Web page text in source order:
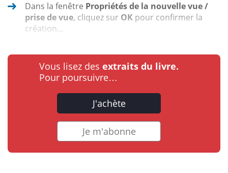
Dans la fenêtre Propriétés de la nouvelle vue /
prise de vue, cliquez sur OK pour confirmer la
création...
Vous lisez des extraits du livre.
Pour poursuivre…
J'achète
Je m'abonne